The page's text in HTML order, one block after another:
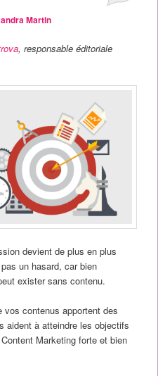
Martin
, responsable éditoriale
devient de plus en plus
un hasard, car bien
exister sans contenu.
contenus apportent des
aident à atteindre les objectifs
Marketing forte et bien